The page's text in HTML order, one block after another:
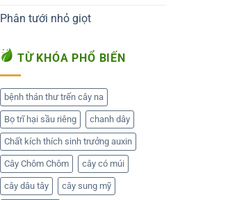
Phân tưới nhỏ giọt
TỪ KHÓA PHỔ BIẾN
bệnh thán thư trến cây na
Bọ trĩ hại sầu riêng chanh dây
Chất kích thích sinh trưởng auxin
Cây Chôm Chôm cây có múi
cây dâu tây cây sung mỹ